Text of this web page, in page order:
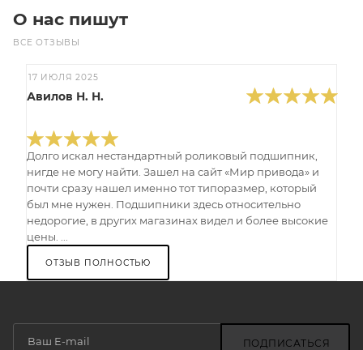
О нас пишут
ВСЕ ОТЗЫВЫ
17 ИЮЛЯ 2025
Авилов Н. Н.
Долго искал нестандартный роликовый подшипник,
нигде не могу найти. Зашел на сайт «Мир привода» и
почти сразу нашел именно тот типоразмер, который
был мне нужен. Подшипники здесь относительно
недорогие, в других магазинах видел и более высокие
цены. ...
ОТЗЫВ ПОЛНОСТЬЮ
ПОДПИСАТЬСЯ